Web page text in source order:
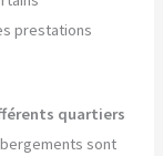
prestations
quartiers
sont